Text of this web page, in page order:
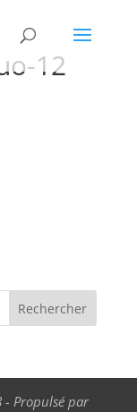
12
- Propulsé par